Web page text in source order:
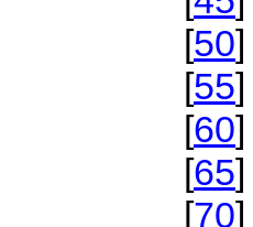
[50]
[55]
[60]
[65]
[70]